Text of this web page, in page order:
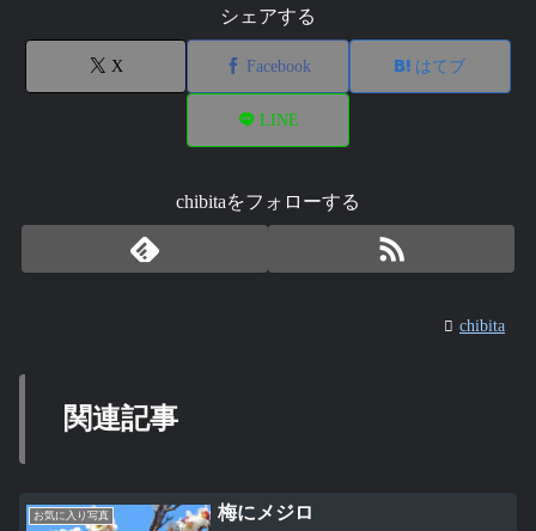
シェアする
X Facebook はてブ
LINE
chibitaをフォローする
chibita
関連記事
お気に入り写真 梅にメジロ